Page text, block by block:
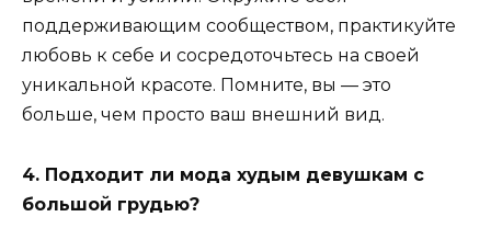
поддерживающим сообществом, практикуйте
любовь к себе и сосредоточьтесь на своей
уникальной красоте. Помните, вы — это
больше, чем просто ваш внешний вид.
4. Подходит ли мода худым девушкам с
большой грудью?